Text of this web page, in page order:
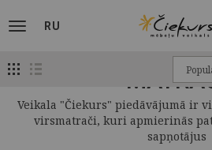
RU
Veikala "Čiekurs" piedāvājumā ir
virsmatrači, kuri apmierinās
sapņotājus